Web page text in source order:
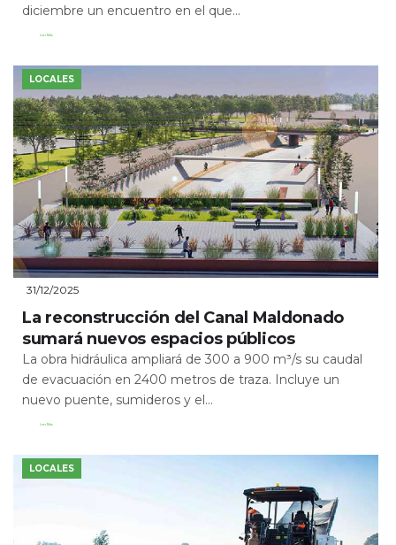
diciembre un encuentro en el que...
Leer Más
LOCALES
31/12/2025
La reconstrucción del Canal Maldonado
sumará nuevos espacios públicos
La obra hidráulica ampliará de 300 a 900 m³/s su caudal
de evacuación en 2400 metros de traza. Incluye un
nuevo puente, sumideros y el...
Leer Más
LOCALES